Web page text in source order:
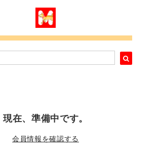
現在、準備中です。
会員情報を確認する